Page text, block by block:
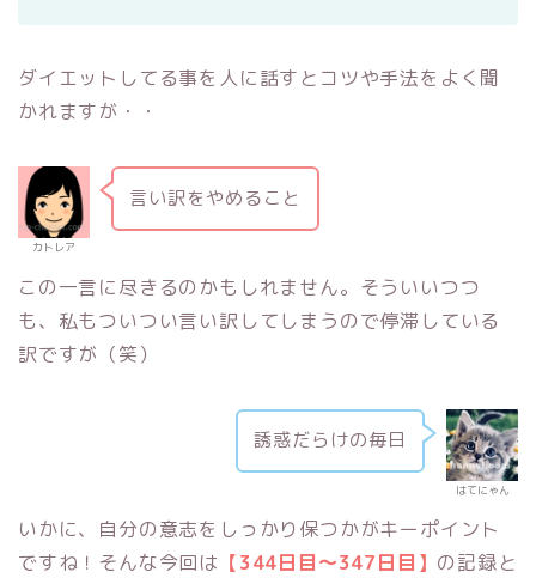
ダイエットしてる事を人に話すとコツや手法をよく聞
かれますが・・
カトレア
言い訳をやめること
この一言に尽きるのかもしれません。そういいつつ
も、私もついつい言い訳してしまうので停滞している
訳ですが（笑）
はてにゃん
誘惑だらけの毎日
いかに、自分の意志をしっかり保つかがキーポイント
ですね！そんな今回は 【344日目～347日目】 の記録と